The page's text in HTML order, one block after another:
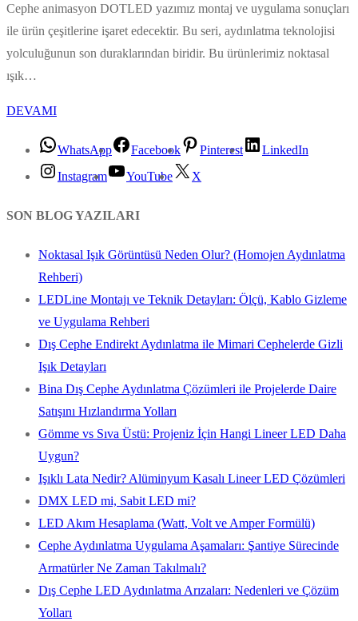
Cephe animasyon DOTLED yazımız montaj ve uygulama sonuçları
ile ürün çeşitlerine işaret edecektir. Bu seri, aydınlatma teknolojisi
yolculuğunun son duraklarından biridir. Bu ürünlerimiz noktasal
ışık…
DEVAMI
WhatsApp Facebook Pinterest
LinkedIn
Instagram
YouTube X
SON BLOG YAZILARI
Noktasal Işık Görüntüsü Neden Olur? (Homojen Aydınlatma
Rehberi)
LEDLine Montajı ve Teknik Detayları: Ölçü, Kablo Gizleme
ve Uygulama Rehberi
Dış Cephe Endirekt Aydınlatma ile Mimari Cephelerde Gizli
Işık Detayları
Bina Dış Cephe Aydınlatma Çözümleri ile Projelerde Daire
Satışını Hızlandırma Yolları
Gömme vs Sıva Üstü: Projeniz İçin Hangi Lineer LED Daha
Uygun?
Işıklı Lata Nedir? Alüminyum Kasalı Lineer LED Çözümleri
DMX LED mi, Sabit LED mi?
LED Akım Hesaplama (Watt, Volt ve Amper Formülü)
Cephe Aydınlatma Uygulama Aşamaları: Şantiye Sürecinde
Armatürler Ne Zaman Takılmalı?
Dış Cephe LED Aydınlatma Arızaları: Nedenleri ve Çözüm
Yolları